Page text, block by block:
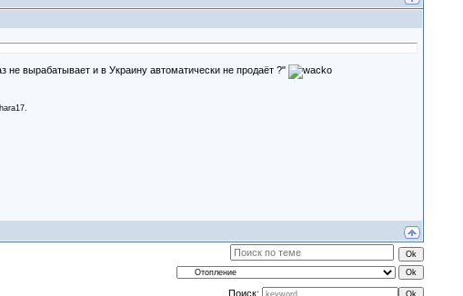
вырабатывает и в Украину автоматически не продаёт ?"
Поиск: